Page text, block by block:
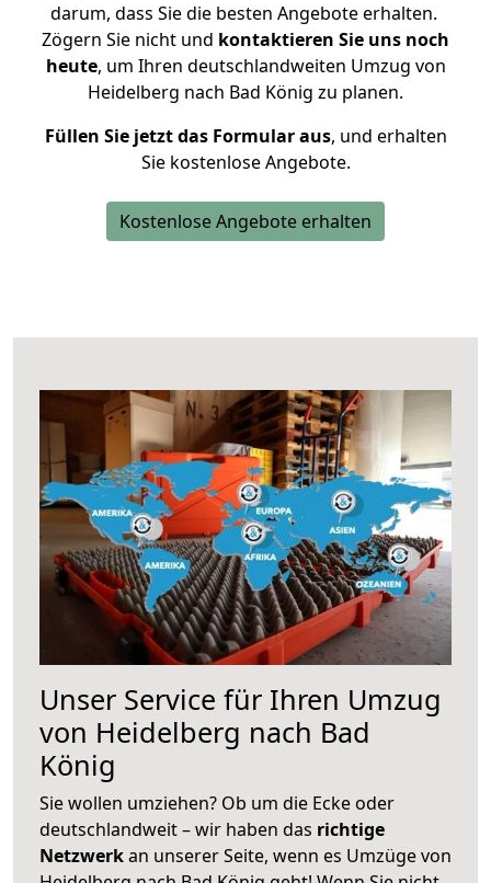
darum, dass Sie die besten Angebote erhalten.
Zögern Sie nicht und kontaktieren Sie uns noch
heute, um Ihren deutschlandweiten Umzug von
Heidelberg nach Bad König zu planen.
Füllen Sie jetzt das Formular aus, und erhalten
Sie kostenlose Angebote.
Kostenlose Angebote erhalten
Unser Service für Ihren Umzug
von Heidelberg nach Bad
König
Sie wollen umziehen? Ob um die Ecke oder
deutschlandweit – wir haben das richtige
Netzwerkan unserer Seite, wenn es Umzüge von